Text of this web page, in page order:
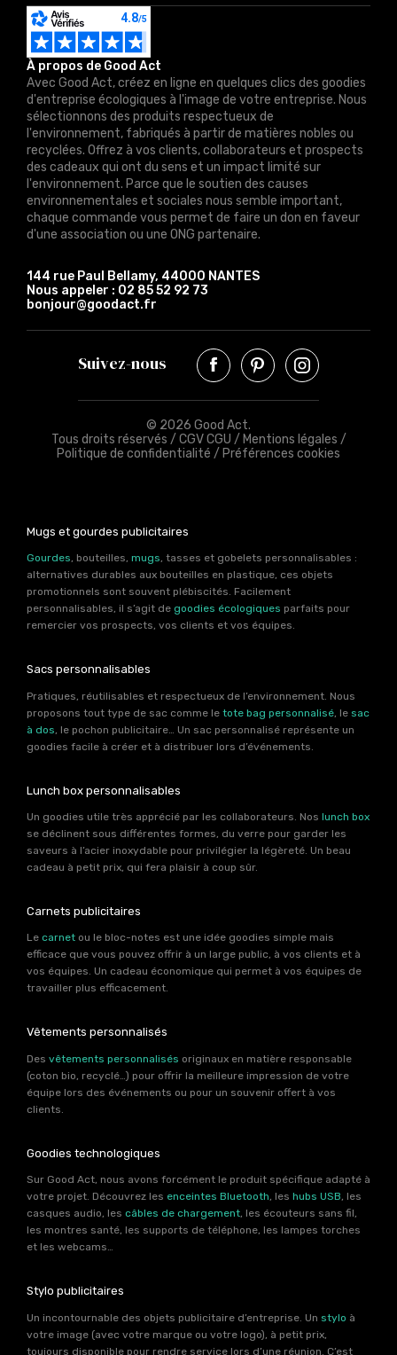
À propos de Good Act
Avec Good Act, créez en ligne en quelques clics des goodies
d'entreprise écologiques à l'image de votre entreprise. Nous
sélectionnons des produits respectueux de
l'environnement, fabriqués à partir de matières nobles ou
recyclées. Offrez à vos clients, collaborateurs et prospects
des cadeaux qui ont du sens et un impact limité sur
l'environnement. Parce que le soutien des causes
environnementales et sociales nous semble important,
chaque commande vous permet de faire un don en faveur
d'une association ou une ONG partenaire.
144 rue Paul Bellamy, 44000 NANTES
Nous appeler : 02 85 52 92 73
bonjour@goodact.fr
Suivez-nous
© 2026 Good Act.
Tous droits réservés / CGV CGU / Mentions légales /
Politique de confidentialité / Préférences cookies
Mugs et gourdes publicitaires
Gourdes, bouteilles, mugs, tasses et gobelets personnalisables :
alternatives durables aux bouteilles en plastique, ces objets
promotionnels sont souvent plébiscités. Facilement
personnalisables, il s’agit de goodies écologiques parfaits pour
remercier vos prospects, vos clients et vos équipes.
Sacs personnalisables
Pratiques, réutilisables et respectueux de l’environnement. Nous
proposons tout type de sac comme le tote bag personnalisé , le sac
à dos , le pochon publicitaire… Un sac personnalisé représente un
goodies facile à créer et à distribuer lors d’événements.
Lunch box personnalisables
Un goodies utile très apprécié par les collaborateurs. Nos lunch box
se déclinent sous différentes formes, du verre pour garder les
saveurs à l’acier inoxydable pour privilégier la légèreté. Un beau
cadeau à petit prix, qui fera plaisir à coup sûr.
Carnets publicitaires
Le carnet ou le bloc-notes est une idée goodies simple mais
efficace que vous pouvez offrir à un large public, à vos clients et à
vos équipes. Un cadeau économique qui permet à vos équipes de
travailler plus efficacement.
Vêtements personnalisés
Des vêtements personnalisés originaux en matière responsable
(coton bio, recyclé…) pour offrir la meilleure impression de votre
équipe lors des événements ou pour un souvenir offert à vos
clients.
Goodies technologiques
Sur Good Act, nous avons forcément le produit spécifique adapté à
votre projet. Découvrez les enceintes Bluetooth, les hubs USB, les
casques audio, les câbles de chargement, les écouteurs sans fil,
les montres santé, les supports de téléphone, les lampes torches
et les webcams…
Stylo publicitaires
Un incontournable des objets publicitaire d’entreprise. Un stylo à
votre image (avec votre marque ou votre logo), à petit prix,
toujours disponible pour rendre service lors d’une réunion. C’est